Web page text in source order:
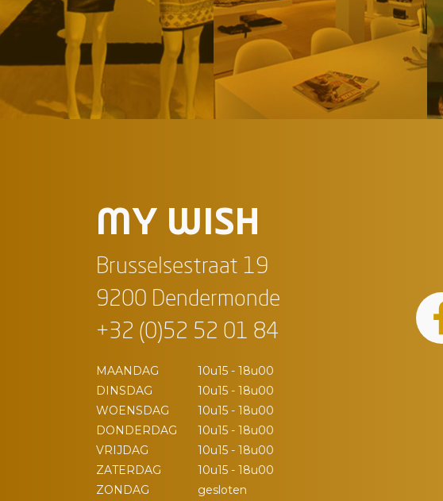
MY WISH
Brusselsestraat 19
9200 Dendermonde
+32 (0)52 52 01 84
MAANDAG
10u15 - 18u00
DINSDAG
10u15 - 18u00
WOENSDAG
10u15 - 18u00
DONDERDAG
10u15 - 18u00
VRIJDAG
10u15 - 18u00
ZATERDAG
10u15 - 18u00
ZONDAG
gesloten